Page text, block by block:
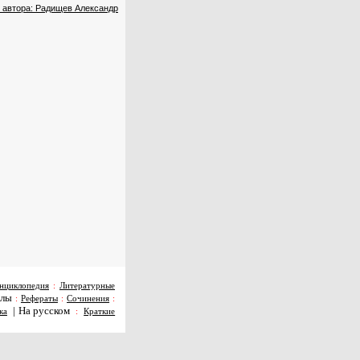
Радищев Александр
: Литературные
: Рефераты:Сочинения :
| На русском :Краткие